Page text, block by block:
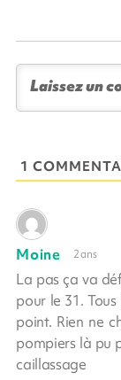
1
Moine 2 ans
La pas ça va
pour le 31.
point. Rien ne
pompiers là pu
caillassage